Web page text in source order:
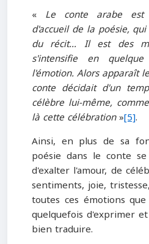
« Le conte arabe
d'accueil de la poésie,
du récit… Il est des
s'intensifie en
l'émotion. Alors apparaît
conte décidait d'un
célèbre lui-même,
là cette célébration»[5].
Ainsi, en plus de sa
poésie dans le conte
d'exalter l'amour, de
sentiments, joie,
toutes ces émotions
quelquefois d'exprimer
bien traduire.